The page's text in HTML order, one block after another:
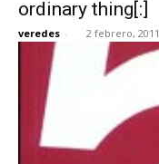
ordinary thing[:]
veredes - 2 febrero, 2011